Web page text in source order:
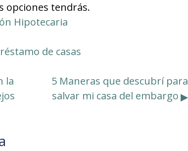
opciones tendrás.
Hipotecaria
de casas
la
5 Maneras que descubrí para
salvar mi casa del embargo